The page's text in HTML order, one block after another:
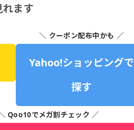
ます
＼ クーポン配布中かも ／
Yahoo!ショッピングで
探す
Qoo10でメガ割チェック ／